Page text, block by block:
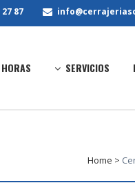
27 87
SERVICIOS
Home >